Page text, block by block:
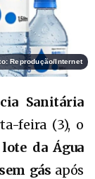
Reprodução/Internet
Sanitária
feira (3), o
da Água
gás após